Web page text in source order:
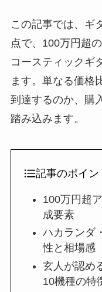
この記事では、ギ
点で、100万円超
コースティックギ
ます。単なる価格
到達するのか、購
踏み込みます。
記事のポイン
100万円超
成要素
ハカランダ
性と相場感
玄人が認め
10機種の特